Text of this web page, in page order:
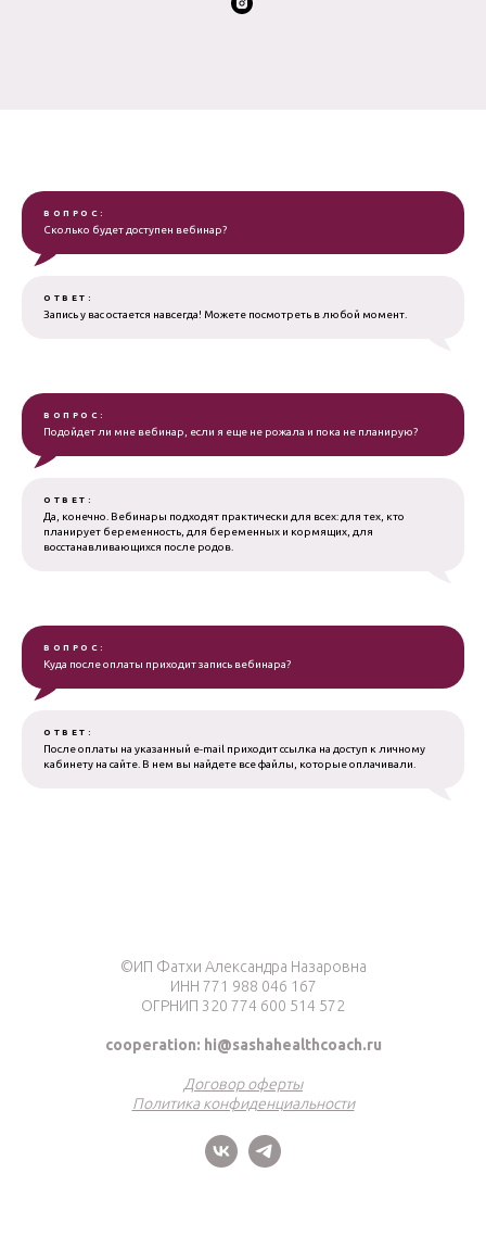
ВОПРОС:
Сколько будет доступен вебинар?
ОТВЕТ:
Запись у вас остается навсегда! Можете посмотреть в любой момент.
ВОПРОС:
Подойдет ли мне вебинар, если я еще не рожала и пока не планирую?
ОТВЕТ:
Да, конечно. Вебинары подходят практически для всех: для тех, кто
планирует беременность, для беременных и кормящих, для
восстанавливающихся после родов.
ВОПРОС:
Куда после оплаты приходит запись вебинара?
ОТВЕТ:
После оплаты на указанный e-mail приходит ссылка на доступ к личному
кабинету на сайте. В нем вы найдете все файлы, которые оплачивали.
©ИП Фатхи Александра Назаровна
ИНН 771 988 046 167
ОГРНИП 320 774 600 514 572
cooperation: hi@sashahealthcoach.ru
Договор оферты
Политика конфиденциальности